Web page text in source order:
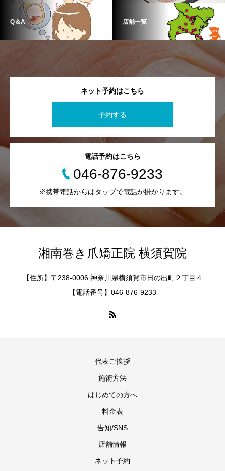
Q＆A 店舗一覧
ネット予約はこちら
予約する
電話予約はこちら
046-876-9233
※携帯電話からはタップで電話が掛かります。
湘南巻き爪矯正院 横須賀院
【住所】〒238-0006 神奈川県横須賀市日の出町２丁目４
【電話番号】046-876-9233
代表ご挨拶
施術方法
はじめての方へ
料金表
告知/SNS
店舗情報
ネット予約